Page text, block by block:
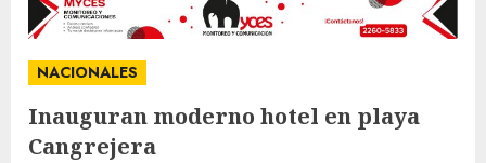
NACIONALES
Inauguran moderno hotel en playa
Cangrejera